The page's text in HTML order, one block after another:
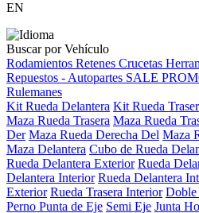
EN
Buscar por Vehículo
Rodamientos Retenes Crucetas
Repuestos - Autopartes SALE
Rulemanes
Kit Rueda Delantera Kit Rueda
Maza Rueda Trasera Maza Rueda
Der Maza Rueda Derecha Del Maza
Maza Delantera Cubo de Rueda
Rueda Delantera Exterior Rueda
Delantera Interior Rueda Delantera
Exterior Rueda Trasera Interior Doble
Perno Punta de Eje Semi Eje Junta